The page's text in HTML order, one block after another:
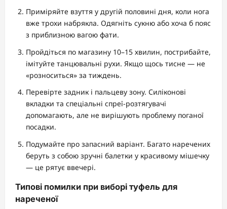
Приміряйте взуття у другій половині дня, коли нога
вже трохи набрякла. Одягніть сукню або хоча б пояс
з приблизною вагою фати.
Пройдіться по магазину 10–15 хвилин, пострибайте,
імітуйте танцювальні рухи. Якщо щось тисне — не
«розноситься» за тиждень.
Перевірте задник і пальцеву зону. Силіконові
вкладки та спеціальні спреї-розтягувачі
допомагають, але не вирішують проблему поганої
посадки.
Подумайте про запасний варіант. Багато наречених
беруть з собою зручні балетки у красивому мішечку
— це рятує ввечері.
Типові помилки при виборі туфель для
нареченої